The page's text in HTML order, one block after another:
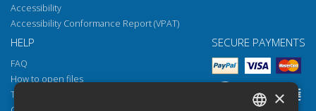
Necrologi
Accessibility
Accessibility Conformance Report (VPAT)
HELP
FAQ
How to open files
Torrossa Reader
SECURE PAYMENTS
×